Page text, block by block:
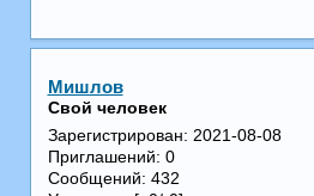
Мишлов
Свой человек
Зарегистрирован: 2021-08-08
Приглашений: 0
Сообщений: 432